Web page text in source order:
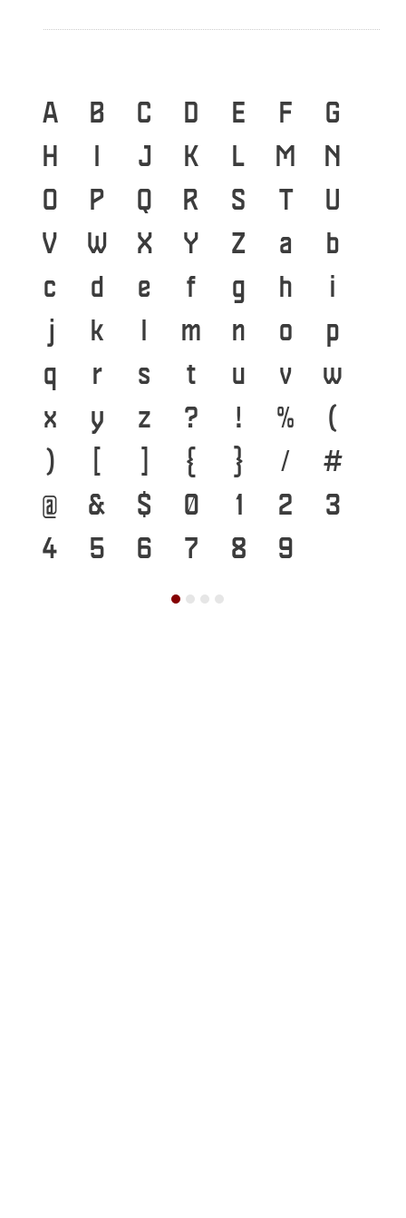
A B C D E F G
H I J K L M N
O P Q R S T U
V W X Y Z a b
c d e f g h i
j k l m n o p
q r s t u v w
x y z ? ! % (
) [ ] { } / #
@ & $ 0 1 2 3
4 5 6 7 8 9